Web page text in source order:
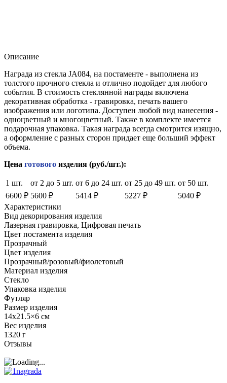
Описание
Награда из стекла JA084, на постаменте - выполнена из
толстого прочного стекла и отлично подойдет для любого
события. В стоимость стеклянной награды включена
декоративная обработка - гравировка, печать вашего
изображения или логотипа. Доступен любой вид нанесения -
одноцветный и многоцветный. Также в комплекте имеется
подарочная упаковка. Такая награда всегда смотрится изящно,
а оформление с разных сторон придает еще больший эффект
объема.
Цена готового изделия (руб./шт.):
1 шт. от 2 до 5 шт. от 6 до 24 шт. от 25 до 49 шт. от 50 шт.
6600 ₽ 5600 ₽ 5414 ₽ 5227 ₽
5040 ₽
Характеристики
Вид декорирования изделия
Лазерная гравировка, Цифровая печать
Цвет постамента изделия
Прозрачный
Цвет изделия
Прозрачный/розовый/фиолетовый
Материал изделия
Стекло
Упаковка изделия
Футляр
Размер изделия
14х21.5×6 см
Вес изделия
1320 г
Отзывы